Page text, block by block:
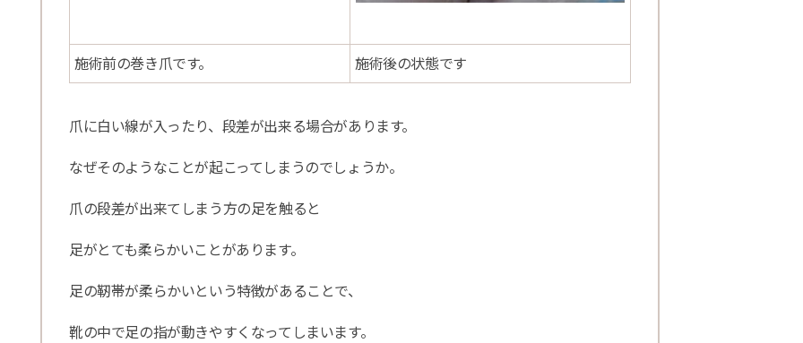
施術前の巻き爪です。 施術後の状態です
爪に白い線が入ったり、段差が出来る場合があります。
なぜそのようなことが起こってしまうのでしょうか。
爪の段差が出来てしまう方の足を触ると
足がとても柔らかいことがあります。
足の靭帯が柔らかいという特徴があることで、
靴の中で足の指が動きやすくなってしまいます。